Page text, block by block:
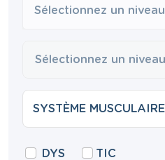
Sélectionnez un niveau
DYS TIC